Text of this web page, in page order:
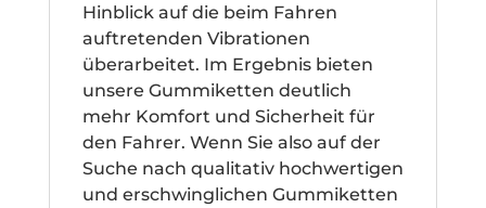
Hinblick auf die beim Fahren
auftretenden Vibrationen
überarbeitet. Im Ergebnis bieten
unsere Gummiketten deutlich
mehr Komfort und Sicherheit für
den Fahrer. Wenn Sie also auf der
Suche nach qualitativ hochwertigen
und erschwinglichen Gummiketten